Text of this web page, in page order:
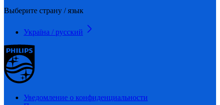
Выберите страну / язык
Україна / русский
Уведомление о конфиденциальности